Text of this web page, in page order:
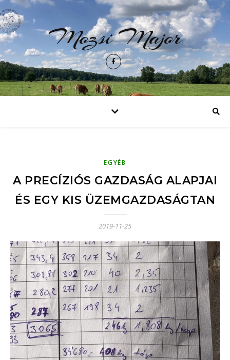
Mozsi Major
EGYÉB
A PRECÍZIÓS GAZDASÁG ALAPJAI
ÉS EGY KIS ÜZEMGAZDASÁGTAN
2019-11-25